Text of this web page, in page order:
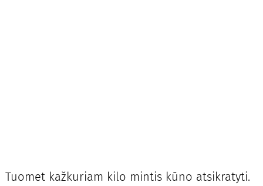
Tuomet kažkuriam kilo mintis kūno atsikratyti.